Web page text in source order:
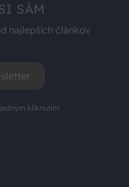
SÁM
najlepších článkov
kliknutím.